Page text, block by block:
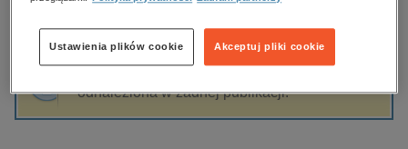
edukacja
hobby, sport, rozrywka
komputery, internet, technologie, informatyka
Sortowanie Filtrowanie
odnaleziona w żadnej publikacji.
Akceptuj pliki cookie
Ustawienia plików cookie